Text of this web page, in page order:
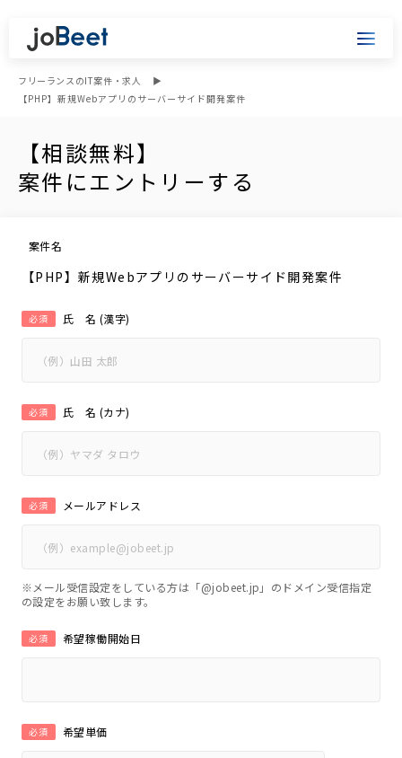
フリーランスのIT案件・求人
【PHP】新規Webアプリのサーバーサイド開発案件
【相談無料】
案件にエントリーする
案件名
【PHP】新規Webアプリのサーバーサイド開発案件
氏 名 (漢字)
必須
氏 名 (カナ)
必須
メールアドレス
必須
※メール受信設定をしている方は「@jobeet.jp」のドメイン受信指定
の設定をお願い致します。
希望稼働開始日
必須
希望単価
必須